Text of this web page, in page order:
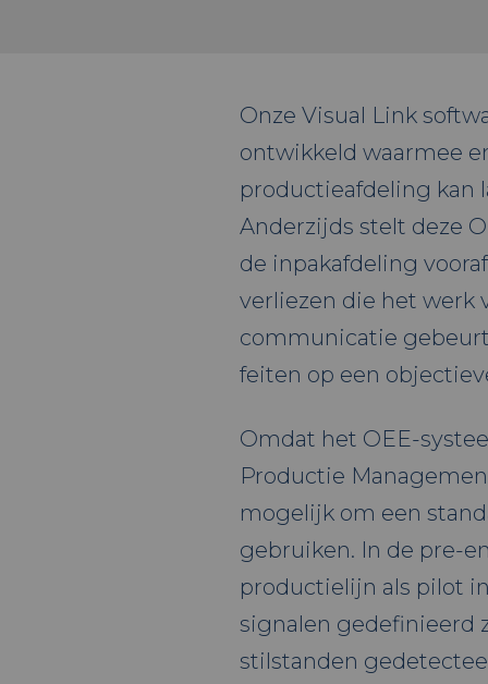
Onze Visual Link
ontwikkeld waarmee
productieafdeling kan
Anderzijds stelt deze
de inpakafdeling
verliezen die het werk
communicatie
feiten op een
Omdat het OEE-
Productie
mogelijk om een
gebruiken. In de pre-
productielijn als pilot
signalen gedefinieerd
stilstanden